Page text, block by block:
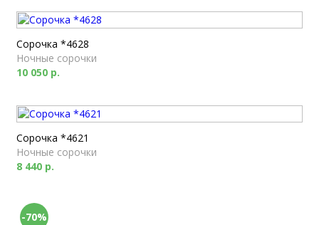
Сорочка *4628
Ночные сорочки
10 050 р.
Сорочка *4621
Ночные сорочки
8 440 р.
-70%